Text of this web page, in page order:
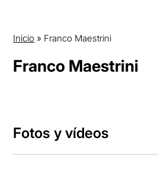
Inicio » Franco Maestrini
Franco Maestrini
Fotos y vídeos